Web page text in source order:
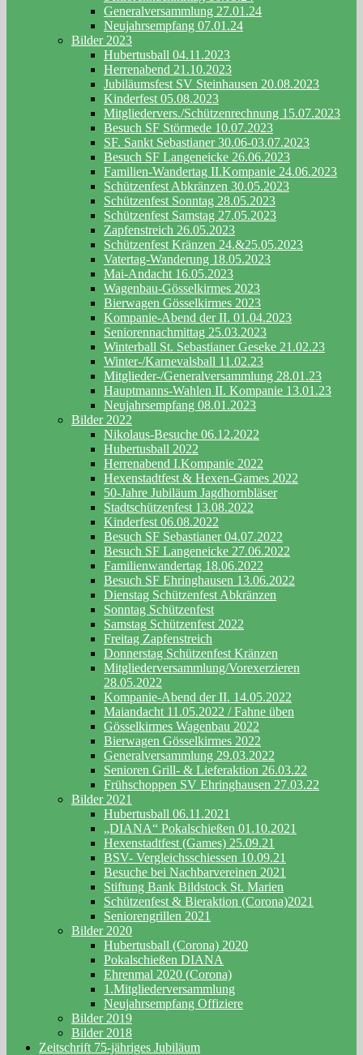
Generalversammlung 27.01.24
Neujahrsempfang 07.01.24
Bilder 2023
Hubertusball 04.11.2023
Herrenabend 21.10.2023
Jubiläumsfest SV Steinhausen 20.08.2023
Kinderfest 05.08.2023
Mitgliedervers./Schützenrechnung 15.07.2023
Besuch SF Störmede 10.07.2023
SF. Sankt Sebastianer 30.06-03.07.2023
Besuch SF Langeneicke 26.06.2023
Familien-Wandertag II.Kompanie 24.06.2023
Schützenfest Abkränzen 30.05.2023
Schützenfest Sonntag 28.05.2023
Schützenfest Samstag 27.05.2023
Zapfenstreich 26.05.2023
Schützenfest Kränzen 24.&25.05.2023
Vatertag-Wanderung 18.05.2023
Mai-Andacht 16.05.2023
Wagenbau-Gösselkirmes 2023
Bierwagen Gösselkirmes 2023
Kompanie-Abend der II. 01.04.2023
Seniorennachmittag 25.03.2023
Winterball St. Sebastianer Geseke 21.02.23
Winter-/Karnevalsball 11.02.23
Mitglieder-/Generalversammlung 28.01.23
Hauptmanns-Wahlen II. Kompanie 13.01.23
Neujahrsempfang 08.01.2023
Bilder 2022
Nikolaus-Besuche 06.12.2022
Hubertusball 2022
Herrenabend I.Kompanie 2022
Hexenstadtfest & Hexen-Games 2022
50-Jahre Jubiläum Jagdhornbläser
Stadtschützenfest 13.08.2022
Kinderfest 06.08.2022
Besuch SF Sebastianer 04.07.2022
Besuch SF Langeneicke 27.06.2022
Familienwandertag 18.06.2022
Besuch SF Ehringhausen 13.06.2022
Dienstag Schützenfest Abkränzen
Sonntag Schützenfest
Samstag Schützenfest 2022
Freitag Zapfenstreich
Donnerstag Schützenfest Kränzen
Mitgliederversammlung/Vorexerzieren
28.05.2022
Kompanie-Abend der II. 14.05.2022
Maiandacht 11.05.2022 / Fahne üben
Gösselkirmes Wagenbau 2022
Bierwagen Gösselkirmes 2022
Generalversammlung 29.03.2022
Senioren Grill- & Lieferaktion 26.03.22
Frühschoppen SV Ehringhausen 27.03.22
Bilder 2021
Hubertusball 06.11.2021
„DIANA“ Pokalschießen 01.10.2021
Hexenstadtfest (Games) 25.09.21
BSV- Vergleichsschiessen 10.09.21
Besuche bei Nachbarvereinen 2021
Stiftung Bank Bildstock St. Marien
Schützenfest & Bieraktion (Corona)2021
Seniorengrillen 2021
Bilder 2020
Hubertusball (Corona) 2020
Pokalschießen DIANA
Ehrenmal 2020 (Corona)
1.Mitgliederversammlung
Neujahrsempfang Offiziere
Bilder 2019
Bilder 2018
Zeitschrift 75-jähriges Jubiläum